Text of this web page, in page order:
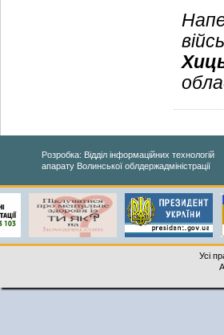
Розробка: Відділ інформаційних технологій
апарату Волинської облдержадміністрації
Усі